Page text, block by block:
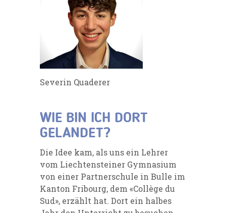
Severin Quaderer
WIE BIN ICH DORT
GELANDET?
Die Idee kam, als uns ein Lehrer
vom Liechtensteiner Gymnasium
von einer Partnerschule in Bulle im
Kanton Fribourg, dem «Collège du
Sud», erzählt hat. Dort ein halbes